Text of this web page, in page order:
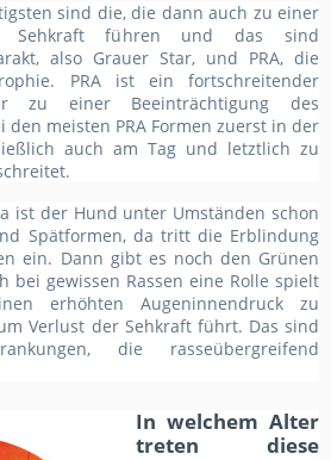
sind die, die dann auch zu einer
Sehkraft führen und das sind
also Grauer Star, und PRA, die
PRA ist ein fortschreitender
zu einer Beeinträchtigung des
den meisten PRA Formen zuerst in der
auch am Tag und letztlich zu
ist der Hund unter Umständen schon
Spätformen, da tritt die Erblindung
ein. Dann gibt es noch den Grünen
bei gewissen Rassen eine Rolle spielt
erhöhten Augeninnendruck zu
Verlust der Sehkraft führt. Das sind
die rasseübergreifend
In welchem Alter
treten diese